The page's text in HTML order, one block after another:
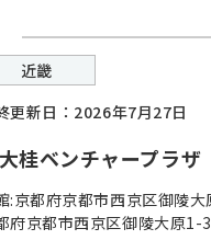
近畿
更新日：2026年7月27日
桂ベンチャープラザ
:京都府京都市西京区御陵
府京都市西京区御陵大原1-